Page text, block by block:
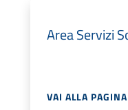
Area Servizi
VAI ALLA PAGINA